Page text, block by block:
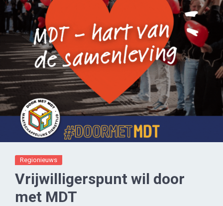
Regionieuws
Vrijwilligerspunt wil door
met MDT